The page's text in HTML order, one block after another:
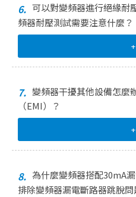
6. 可以對變頻器進行絕緣耐
頻器耐壓測試需要注意什麼？
+
7. 變頻器干擾其他設備怎麼
（EMI）？
+
8. 為什麼變頻器搭配30mA
排除變頻器漏電斷路器跳脫問